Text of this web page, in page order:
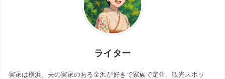
ライター
実家は横浜。夫の実家のある金沢が好きで家族で定住。観光スポッ